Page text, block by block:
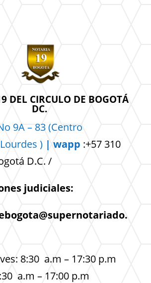
DEL CIRCULO DE BOGOTÁ
DC.
9A – 83 (Centro
Lourdes ) | wapp :+57 310
D.C. /
judiciales:
8:30 a.m – 17:30 p.m
a.m – 17:00 p.m